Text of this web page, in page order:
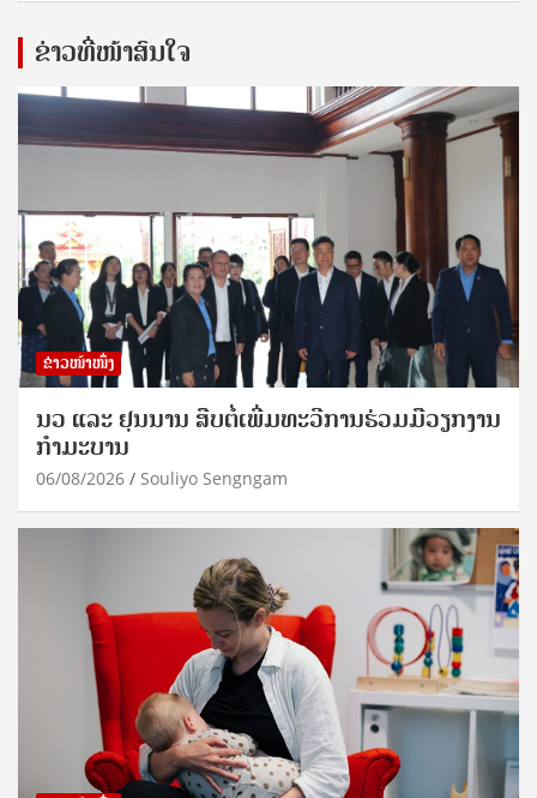
ຂ່າວທີ່ໜ້າສົນໃຈ
ຂ່າວໜ້າໜຶ່ງ
ນວ ແລະ ຢຸນນານ ສືບຕໍ່ເພີ່ມທະວີການຮ່ວມມືວຽກງານ
ກຳມະບານ
06/08/2026 Souliyo Sengngam